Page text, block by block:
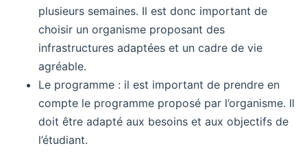
plusieurs semaines. Il est donc important de
choisir un organisme proposant des
infrastructures adaptées et un cadre de vie
agréable.
Le programme : il est important de prendre en
compte le programme proposé par l’organisme. Il
doit être adapté aux besoins et aux objectifs de
l’étudiant.